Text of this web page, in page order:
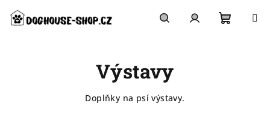
obsah
Výstavy
Doplňky na psí výstavy.